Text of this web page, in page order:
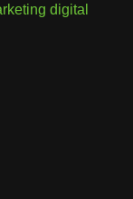
digital